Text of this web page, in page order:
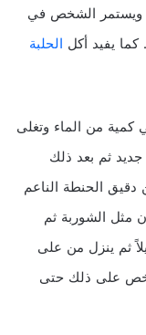
ويستمر الشخص في
يفيد أكل الحلبة
كمية من الماء وتغلى
ثم بعد ذلك
الحنطة الناعم
الشوربة ثم
ثم ينزل من على
على ذلك حتى